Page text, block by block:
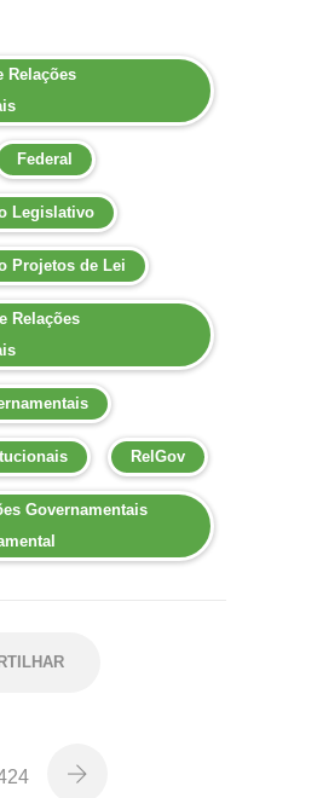
Relações
Federal
Legislativo
Projetos de Lei
Relações
RelGov
Governamentais